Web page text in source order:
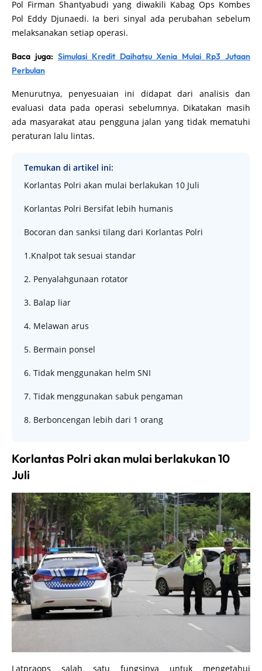
Pol Firman Shantyabudi yang diwakili Kabag Ops Kombes
Pol Eddy Djunaedi. Ia beri sinyal ada perubahan sebelum
melaksanakan setiap operasi.
Baca juga: Simulasi Kredit Daihatsu Xenia Mulai Rp3 Jutaan
Perbulan
Menurutnya, penyesuaian ini didapat dari analisis dan
evaluasi data pada operasi sebelumnya. Dikatakan masih
ada masyarakat atau pengguna jalan yang tidak mematuhi
peraturan lalu lintas.
Temukan di artikel ini:
Korlantas Polri akan mulai berlakukan 10 Juli
Korlantas Polri Bersifat lebih humanis
Bocoran dan sanksi tilang dari Korlantas Polri
1.Knalpot tak sesuai standar
2. Penyalahgunaan rotator
3. Balap liar
4. Melawan arus
5. Bermain ponsel
6. Tidak menggunakan helm SNI
7. Tidak menggunakan sabuk pengaman
8. Berboncengan lebih dari 1 orang
Korlantas Polri akan mulai berlakukan 10
Juli
Latpraops salah satu fungsinya untuk mengetahui